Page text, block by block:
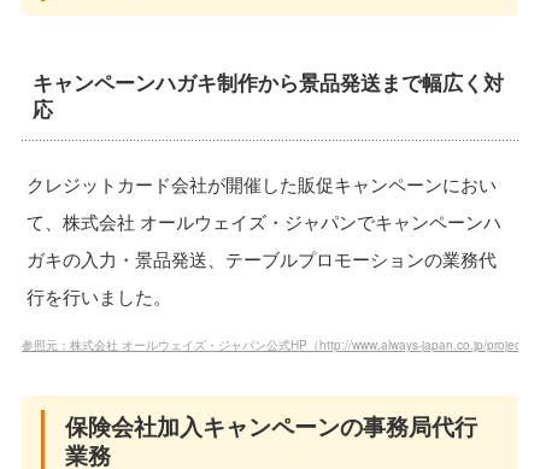
キャンペーンハガキ制作から景品発送まで幅広く対
応
クレジットカード会社が開催した販促キャンペーンにおい
て、株式会社 オールウェイズ・ジャパンでキャンペーンハ
ガキの入力・景品発送、テーブルプロモーションの業務代
行を行いました。
参照元：株式会社 オールウェイズ・ジャパン公式HP（http://www.always-japan.co.jp/project/
保険会社加入キャンペーンの事務局代行
業務